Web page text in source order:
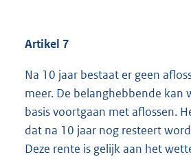
Artikel 7
Na 10 jaar bestaat er geen
meer. De belanghebbende kan
basis voortgaan met aflossen.
dat na 10 jaar nog resteert
Deze rente is gelijk aan het